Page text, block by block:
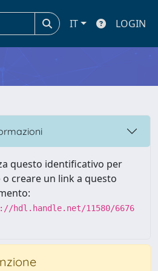
IT LOGIN
questo identificativo per
o creare un link a questo
hdl.handle.net/11580/6676